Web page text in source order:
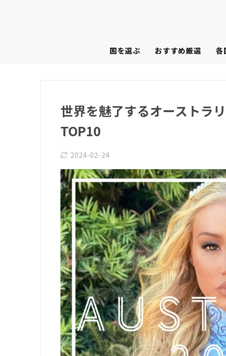
国を選ぶ おすすめ厳選 各
世界を魅了するオーストラ
TOP10
2024-02-24